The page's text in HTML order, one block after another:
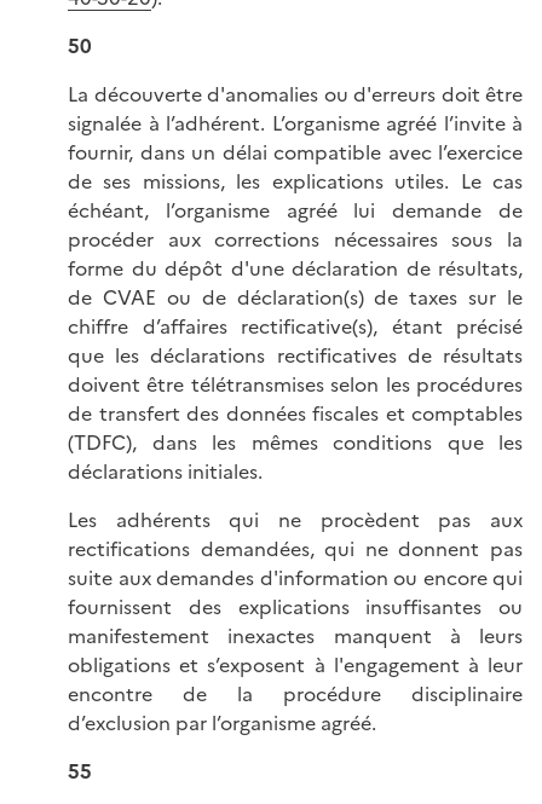
50
La découverte d'anomalies ou d'erreurs doit être
signalée à l’adhérent. L’organisme agréé l’invite à
fournir, dans un délai compatible avec l’exercice
de ses missions, les explications utiles. Le cas
échéant, l’organisme agréé lui demande de
procéder aux corrections nécessaires sous la
forme du dépôt d'une déclaration de résultats,
de CVAE ou de déclaration(s) de taxes sur le
chiffre d’affaires rectificative(s), étant précisé
que les déclarations rectificatives de résultats
doivent être télétransmises selon les procédures
de transfert des données fiscales et comptables
(TDFC), dans les mêmes conditions que les
déclarations initiales.
Les adhérents qui ne procèdent pas aux
rectifications demandées, qui ne donnent pas
suite aux demandes d'information ou encore qui
fournissent des explications insuffisantes ou
manifestement inexactes manquent à leurs
obligations et s’exposent à l'engagement à leur
encontre de la procédure disciplinaire
d’exclusion par l’organisme agréé.
55